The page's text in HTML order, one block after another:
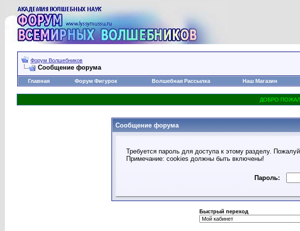
Форум Волшебников
Сообщение форума
Главная
Форум Фигурок Волшебная Рассылка Наш Магазин
Сообщение форума
Требуется пароль для доступа к этому разделу.
Примечание: cookies должны быть включены!
Пароль:
Быстрый переход